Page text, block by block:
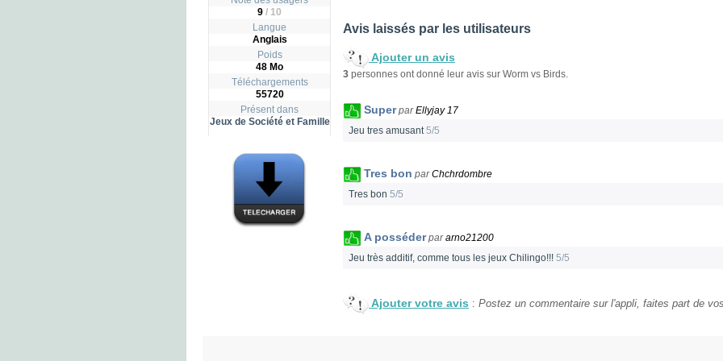
9 / 10
Langue
Anglais
Poids
48 Mo
Téléchargements
55720
Présent dans
Jeux de Société et Famille
Avis laissés par les utilisateurs
Ajouter un avis
3 personnes ont donné leur avis sur Worm vs Birds.
Super parEllyjay 17
Jeu tres amusant5/5
Tres bon parChchrdombre
Tres bon 5/5
A posséder pararno21200
Jeu très additif, comme tous les jeux Chilingo!!! 5/5
Ajouter votre avis : Postez un commentaire sur l'appli, faites part de